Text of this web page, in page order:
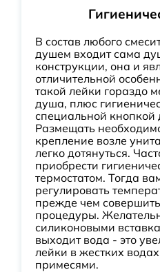
В состав любого
душем входит сама
конструкции, она и
отличительной
такой лейки гораздо
душа, плюс
специальной кнопкой
Размещать
крепление возле
легко дотянуться.
приобрести
термостатом. Тогда
регулировать
прежде чем
процедуры.
силиконовыми
выходит вода - это
лейки в жестких
примесями.